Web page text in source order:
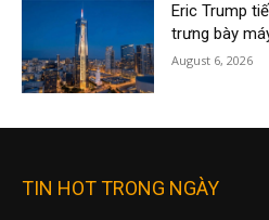
Eric Trump
trưng bày
August 6, 2026
TIN HOT TRONG NGÀY